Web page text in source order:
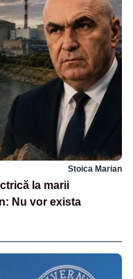
Stoica Marian
la marii
Nu vor exista